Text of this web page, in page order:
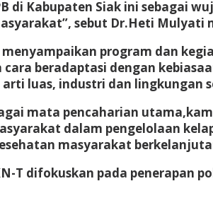
di Kabupaten Siak ini sebagai
sebut Dr.Heti Mulyati
program dan
beradaptasi dengan
luas, industri dan lingkungan
mata pencaharian
dalam pengelolaan
masyarakat
difokuskan pada penerapan